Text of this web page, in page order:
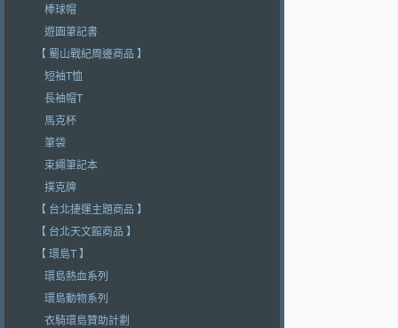
棒球帽
遊園筆記書
【 蜀山戰紀周邊商品 】
短袖T恤
長袖帽T
馬克杯
筆袋
束繩筆記本
撲克牌
【 台北捷運主題商品 】
【 台北天文館商品 】
【 環島T 】
環島熱血系列
環島動物系列
衣騎環島贊助計劃